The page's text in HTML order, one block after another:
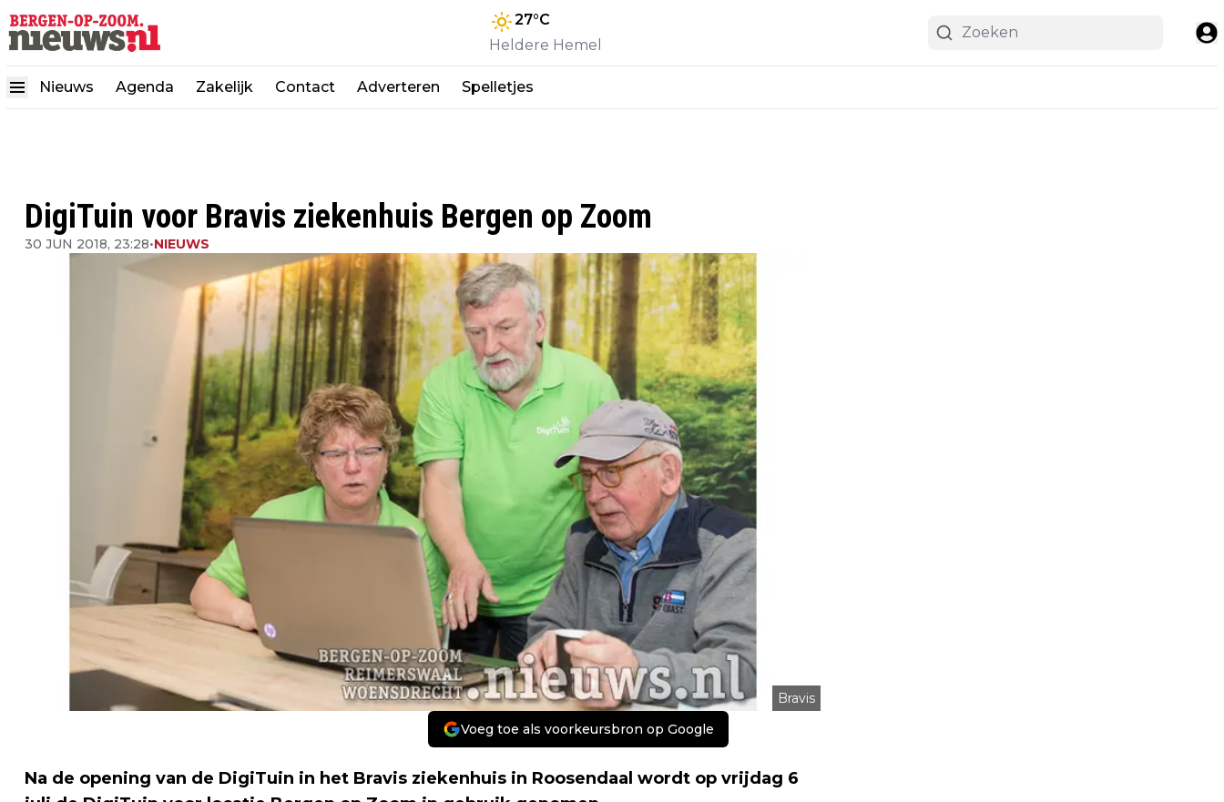
27°C
Heldere Hemel
Nieuws Agenda Zakelijk Contact Adverteren Spelletjes
DigiTuin voor Bravis ziekenhuis Bergen op Zoom
30 JUN 2018, 23:28•NIEUWS
Bravis
Voeg toe als voorkeursbron op Google
Na de opening van de DigiTuin in het Bravis ziekenhuis in Roosendaal wordt op vrijdag 6